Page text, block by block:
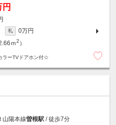
礼
0万円
ｍ2 ）
ラーTVドアホン付☆
山陽本線曽根駅 / 徒歩7分